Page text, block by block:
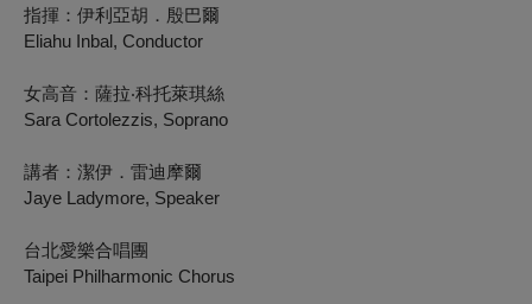
指揮：伊利亞胡．殷巴爾
Eliahu Inbal, Conductor
女高音：薩拉‧科托萊琪絲
Sara Cortolezzis, Soprano
講者：潔伊．雷迪摩爾
Jaye Ladymore, Speaker
台北愛樂合唱團
Taipei Philharmonic Chorus